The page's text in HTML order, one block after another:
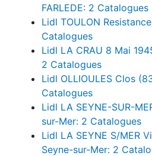
FARLEDE: 2 Catalogues
Lidl TOULON
Catalogues
Lidl LA CRAU 8 Mai
2 Catalogues
Lidl OLLIOULES Clos
Catalogues
Lidl LA SEYNE-SUR-
sur-Mer: 2 Catalogues
Lidl LA SEYNE S/MER
Seyne-sur-Mer: 2